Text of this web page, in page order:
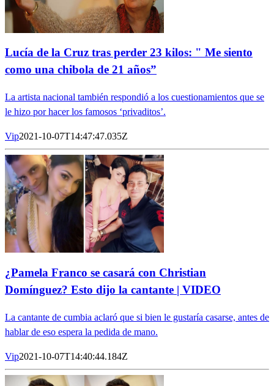
Lucía de la Cruz tras perder 23 kilos: " Me siento
como una chibola de 21 años”
La artista nacional también respondió a los cuestionamientos que se
le hizo por hacer los famosos ‘privaditos’.
Vip2021-10-07T14:47:47.035Z
¿Pamela Franco se casará con Christian
Domínguez? Esto dijo la cantante | VIDEO
La cantante de cumbia aclaró que si bien le gustaría casarse, antes de
hablar de eso espera la pedida de mano.
Vip2021-10-07T14:40:44.184Z